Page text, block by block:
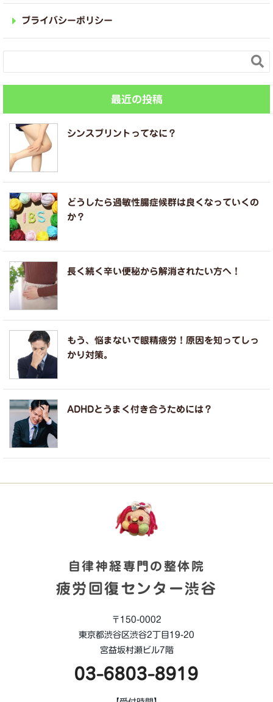
プライバシーポリシー

最近の投稿
シンスプリントってなに？
どうしたら過敏性腸症候群は良くなっていくの
か？
長く続く辛い便秘から解消されたい方へ！
もう、悩まないで眼精疲労！原因を知ってしっ
かり対策。
ADHDとうまく付き合うためには？
自律神経専門の整体院
疲労回復センター渋谷
〒150-0002
東京都渋谷区渋谷2丁目19-20
宮益坂村瀬ビル7階
03-6803-8919